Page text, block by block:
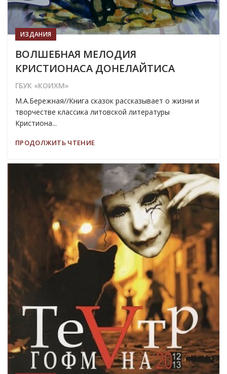
ИЗДАНИЯ
ВОЛШЕБНАЯ МЕЛОДИЯ
КРИСТИОНАСА ДОНЕЛАЙТИСА
ГБУК «КОИХМ»
М.А.Бережная//Книга сказок рассказывает о жизни и
творчестве классика литовской литературы
Кристиона...
ПРОДОЛЖИТЬ ЧТЕНИЕ